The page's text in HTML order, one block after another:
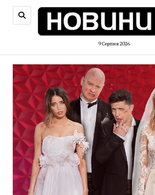
9 Серпня 2026